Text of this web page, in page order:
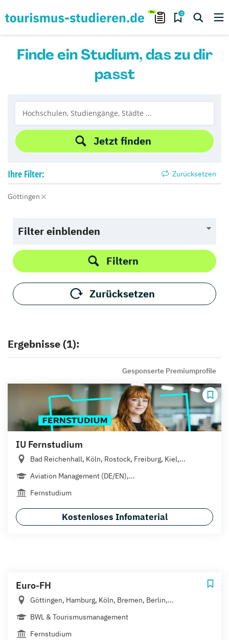
0
Finde ein Studium, das zu dir
passt
Jetzt finden
Ihre Filter: Zurücksetzen
Göttingen
Filter einblenden
Filtern
Zurücksetzen
Ergebnisse (1):
Gesponserte Premiumprofile
IU Fernstudium
Bad Reichenhall, Köln, Rostock, Freiburg, Kiel,...
Aviation Management (DE/EN),...
Fernstudium
Kostenloses Infomaterial
Euro-FH
Göttingen, Hamburg, Köln, Bremen, Berlin,...
BWL & Tourismusmanagement
Fernstudium